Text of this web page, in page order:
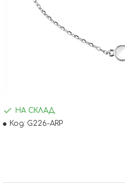
НА СКЛАД
Код: G226-ARP